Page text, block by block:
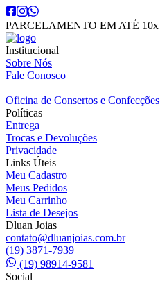
PARCELAMENTO EM ATÉ 10x
Institucional
Sobre Nós
Fale Conosco
Oficina de Consertos e Confecções
Políticas
Entrega
Trocas e Devoluções
Privacidade
Links Úteis
Meu Cadastro
Meus Pedidos
Meu Carrinho
Lista de Desejos
Dluan Joias
contato@dluanjoias.com.br
(19) 3871-7939
(19) 98914-9581
Social